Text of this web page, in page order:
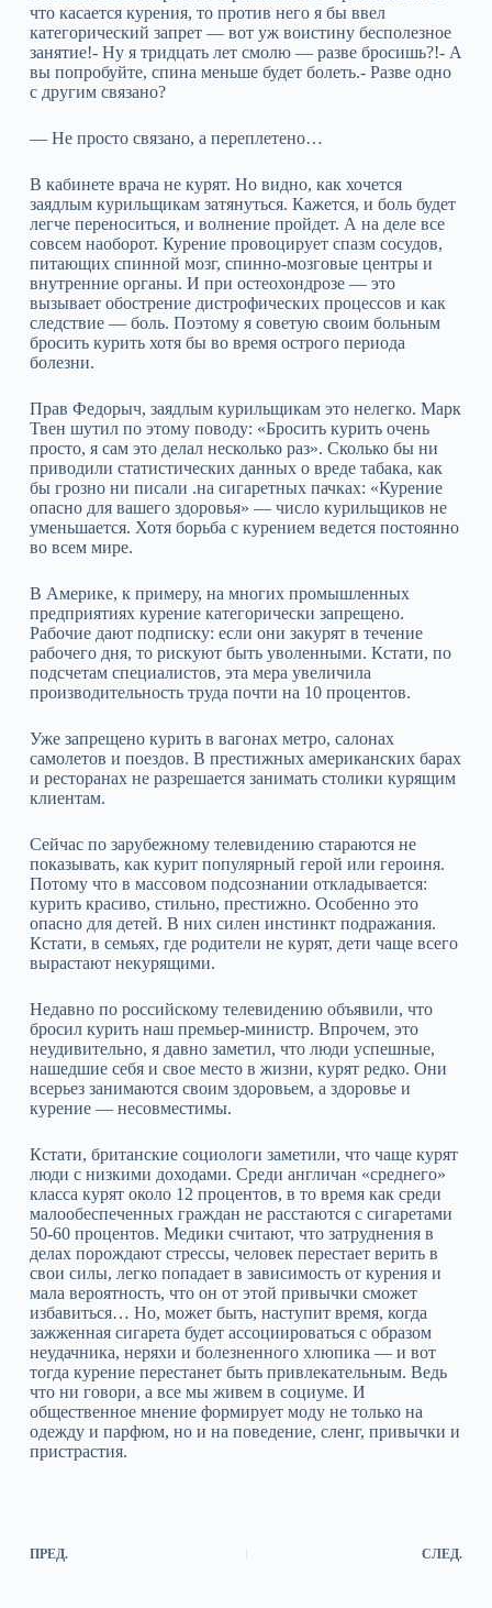
что касается курения, то против него я бы ввел
категорический запрет — вот уж воистину бесполезное
занятие!- Ну я тридцать лет смолю — разве бросишь?!- А
вы попробуйте, спина меньше будет болеть.- Разве одно
с другим связано?
— Не просто связано, а переплетено…
В кабинете врача не курят. Но видно, как хочется
заядлым курильщикам затянуться. Кажется, и боль будет
легче переноситься, и волнение пройдет. А на деле все
совсем наоборот. Курение провоцирует спазм сосудов,
питающих спинной мозг, спинно-мозговые центры и
внутренние органы. И при остеохондрозе — это
вызывает обострение дистрофических процессов и как
следствие — боль. Поэтому я советую своим больным
бросить курить хотя бы во время острого периода
болезни.
Прав Федорыч, заядлым курильщикам это нелегко. Марк
Твен шутил по этому поводу: «Бросить курить очень
просто, я сам это делал несколько раз». Сколько бы ни
приводили статистических данных о вреде табака, как
бы грозно ни писали .на сигаретных пачках: «Курение
опасно для вашего здоровья» — число курильщиков не
уменьшается. Хотя борьба с курением ведется постоянно
во всем мире.
В Америке, к примеру, на многих промышленных
предприятиях курение категорически запрещено.
Рабочие дают подписку: если они закурят в течение
рабочего дня, то рискуют быть уволенными. Кстати, по
подсчетам специалистов, эта мера увеличила
производительность труда почти на 10 процентов.
Уже запрещено курить в вагонах метро, салонах
самолетов и поездов. В престижных американских барах
и ресторанах не разрешается занимать столики курящим
клиентам.
Сейчас по зарубежному телевидению стараются не
показывать, как курит популярный герой или героиня.
Потому что в массовом подсознании откладывается:
курить красиво, стильно, престижно. Особенно это
опасно для детей. В них силен инстинкт подражания.
Кстати, в семьях, где родители не курят, дети чаще всего
вырастают некурящими.
Недавно по российскому телевидению объявили, что
бросил курить наш премьер-министр. Впрочем, это
неудивительно, я давно заметил, что люди успешные,
нашедшие себя и свое место в жизни, курят редко. Они
всерьез занимаются своим здоровьем, а здоровье и
курение — несовместимы.
Кстати, британские социологи заметили, что чаще курят
люди с низкими доходами. Среди англичан «среднего»
класса курят около 12 процентов, в то время как среди
малообеспеченных граждан не расстаются с сигаретами
50-60 процентов. Медики считают, что затруднения в
делах порождают стрессы, человек перестает верить в
свои силы, легко попадает в зависимость от курения и
мала вероятность, что он от этой привычки сможет
избавиться… Но, может быть, наступит время, когда
зажженная сигарета будет ассоциироваться с образом
неудачника, неряхи и болезненного хлюпика — и вот
тогда курение перестанет быть привлекательным. Ведь
что ни говори, а все мы живем в социуме. И
общественное мнение формирует моду не только на
одежду и парфюм, но и на поведение, сленг, привычки и
пристрастия.
ПРЕД. СЛЕД.